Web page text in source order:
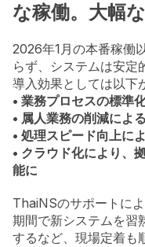
な稼働。大幅
2026年1月の本番稼働
らず、システムは安定
導入効果としては以下
• 業務プロセスの標準
• 属人業務の削減によ
• 処理スピード向上に
• クラウド化により、
能に
ThaiNSのサポートに
期間で新システムを習
するなど、現場定着も